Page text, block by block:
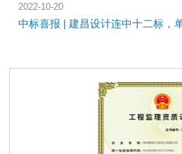
2022-10-20
中标喜报 | 建昌设计连中十二标，